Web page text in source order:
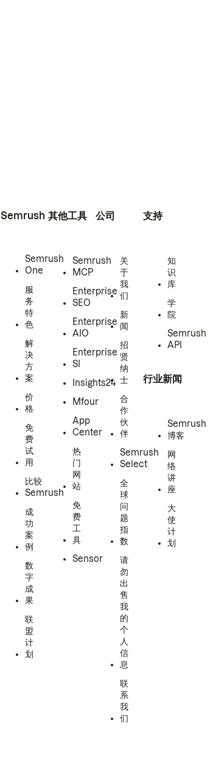
Semrush
Semrush
One
服
务
特
色
解
决
方
案
价
格
免
费
试
用
比较
Semrush
成
功
案
例
数
字
成
果
联
盟
计
划
其他工具
Semrush
MCP
Enterprise
SEO
Enterprise
AIO
Enterprise
SI
Insights24
Mfour
App
Center
热
门
网
站
免
费
工
具
Sensor
公司
关
于
我
们
新
闻
招
贤
纳
士
合
作
伙
伴
Semrush
Select
全
球
问
题
指
数
请
勿
出
售
我
的
个
人
信
息
联
系
我
们
支持
知
识
库
学
院
Semrush
API
行业新闻
Semrush
博客
网
络
讲
座
大
使
计
划